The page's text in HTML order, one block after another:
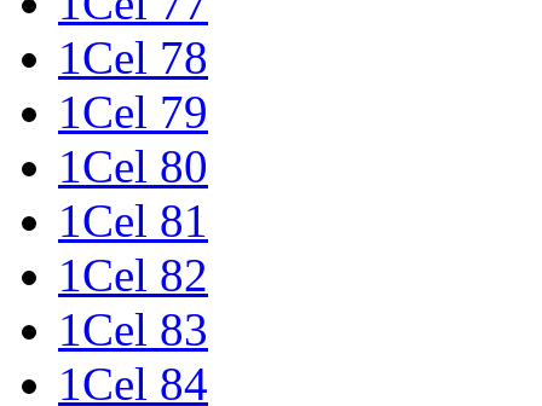
1Cel 78
1Cel 79
1Cel 80
1Cel 81
1Cel 82
1Cel 83
1Cel 84